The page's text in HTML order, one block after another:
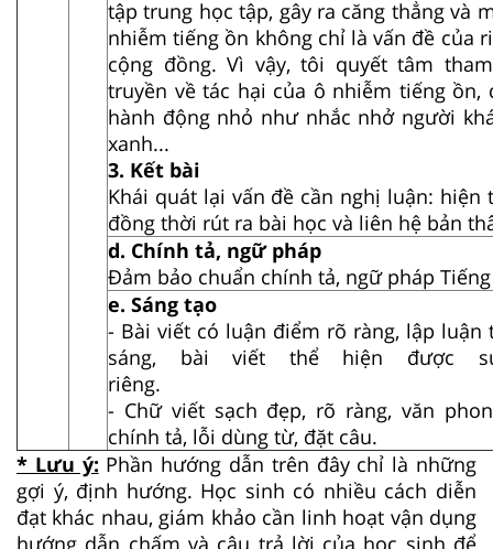
tập trung học tập, gây ra căng thẳng và
nhiễm tiếng ồn không chỉ là vấn đề của
cộng đồng. Vì vậy, tôi quyết tâm
truyền về tác hại của ô nhiễm tiếng
hành động nhỏ như nhắc nhở người
xanh...
3. Kết bài
Khái quát lại vấn đề cần nghị luận:
đồng thời rút ra bài học và liên hệ bản
d. Chính tả, ngữ pháp
Đảm bảo chuẩn chính tả, ngữ pháp
e. Sáng tạo
- Bài viết có luận điểm rõ ràng, lập luận
sáng, bài viết thể hiện được
- Chữ viết sạch đẹp, rõ ràng, văn
chính tả, lỗi dùng từ, đặt câu.
* Lưu ý: Phần hướng dẫn trên đây chỉ là những
gợi ý, định hướng. Học sinh có nhiều cách diễn
đạt khác nhau, giám khảo cần linh hoạt vận dụng
hướng dẫn chấm và câu trả lời của học sinh để